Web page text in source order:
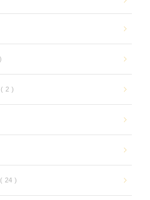
2
24